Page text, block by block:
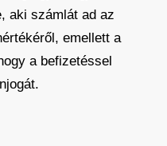
aki számlát ad az
emellett a
a befizetéssel